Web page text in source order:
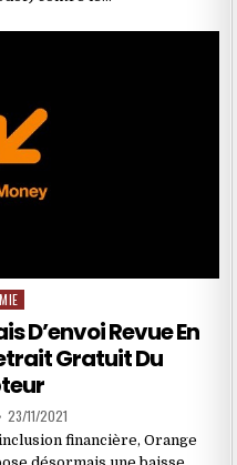
D’envoi Revue En
Gratuit Du
23/11/2021
financière, Orange